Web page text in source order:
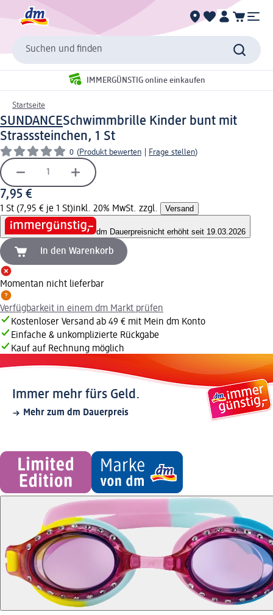
Suchen und finden
IMMERGÜNSTIG online einkaufen
Startseite
SUNDANCESchwimmbrille Kinder bunt mit
Strasssteinchen, 1 St
0 (Produkt bewerten Frage stellen)
7,95 €
1 St (7,95 € je 1 St)inkl. 20% MwSt. zzgl. Versand
dm Dauerpreisnicht erhöht seit 19.03.2026
In den Warenkorb
Momentan nicht lieferbar
Verfügbarkeit in einem dm Markt prüfen
Kostenloser Versand ab 49 € mit Mein dm Konto
Einfache & unkomplizierte Rückgabe
Kauf auf Rechnung möglich
Immer mehr fürs Geld.
Mehr zum dm Dauerpreis